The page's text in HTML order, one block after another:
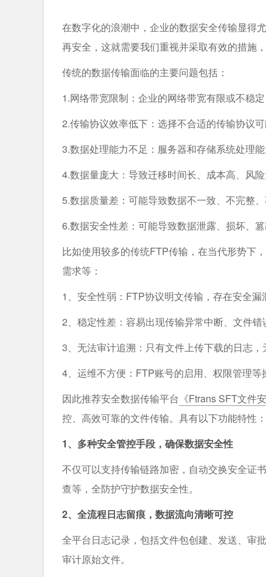
在数字化的浪潮中，企业的数据安全传输显得
再安全，这就需要我们重视并采取有效的措施
传统的数据传输面临的主要问题包括：
1.网络带宽限制：企业的网络带宽有限或不稳定
2.传输协议效率低下：选择不合适的传输协议
3.数据处理能力不足：服务器和存储系统处理
4.数据量庞大：导致迁移时间长、成本高、风险
5.数据质量差：可能导致数据不一致、不完整、
6.数据安全性差：可能导致数据泄露、损坏、篡
比如使用较多的传统FTP传输，在当代形势下
需求等：
1、安全性弱：FTP协议明文传输，存在安全漏
2、稳定性差：容易出现传输异常中断、文件
3、无法审计追溯：只有文件上传下载的日志
4、运维不方便：FTP账号的启用、权限管理等
因此推荐安全数据传输平台 《Ftrans SFT文件
控、高效可靠的文件传输。具有以下功能特性：
1、多种安全管控手段，确保数据安全性
不仅可以支持传输链路加密，自动交换安全证
查等，全防护守护数据安全性。
2、全流程日志留痕，数据流向清晰可控
全平台日志记录，包括文件包创建、发送、审
审计原始文件。